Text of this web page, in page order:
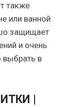
также
или ванной
защищает
и очень
выбрать в
|